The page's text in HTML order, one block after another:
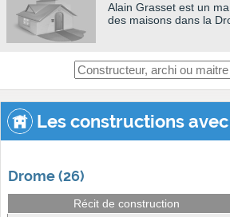
Alain Grasset est un
des maisons dans la
Les constructions
Drome (26)
Récit de construction